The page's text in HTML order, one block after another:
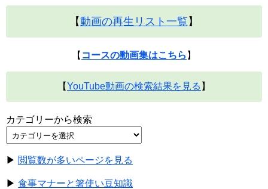
【動画の再生リスト一覧 】
【 コースの動画集はこちら 】
【YouTube動画の検索結果を見る 】
カテゴリーから検索
▶ 閲覧数が多いページを見る
▶ 食事マナーと箸使い豆知識